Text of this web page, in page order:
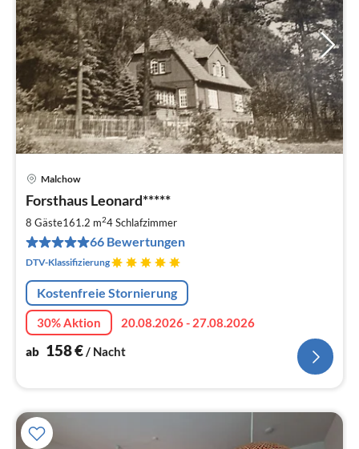
Malchow
Forsthaus Leonard*****
8 Gäste161.2 m24Schlafzimmer
66 Bewertungen
DTV-Klassifizierung
Kostenfreie Stornierung
30% Aktion
20.08.2026 - 27.08.2026
ab 158€/ Nacht